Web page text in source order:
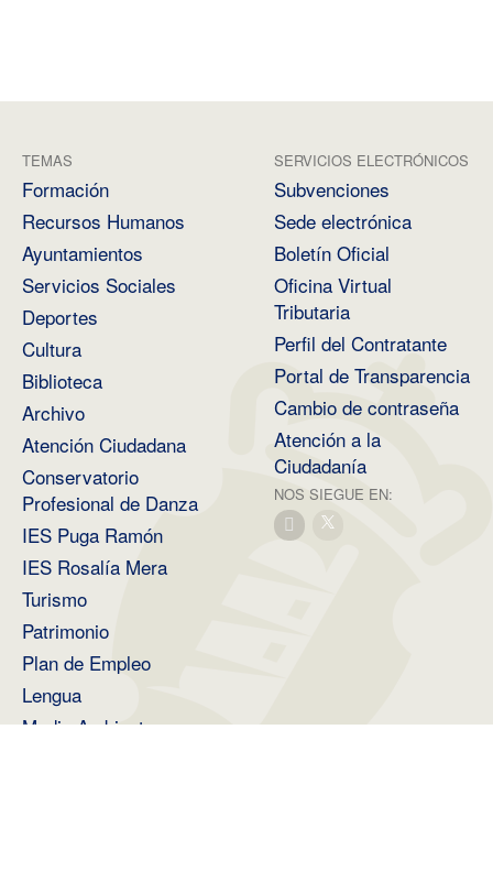
TEMAS
Formación
Recursos Humanos
Ayuntamientos
Servicios Sociales
Deportes
Cultura
Biblioteca
Archivo
Atención Ciudadana
Conservatorio
Profesional de Danza
IES Puga Ramón
IES Rosalía Mera
Turismo
Patrimonio
Plan de Empleo
Lengua
Medio Ambiente
SERVICIOS ELECTRÓNICOS
Subvenciones
Sede electrónica
Boletín Oficial
Oficina Virtual
Tributaria
Perfil del Contratante
Portal de Transparencia
Cambio de contraseña
Atención a la
Ciudadanía
NOS SIEGUE EN: